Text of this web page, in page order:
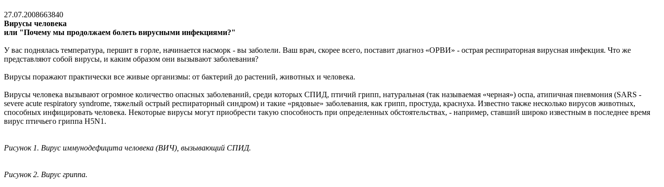
27.07.2008663840
Вирусы человека
или "Почему мы продолжаем болеть вирусными инфекциями?"
У вас поднялась температура, першит в горле, начинается насморк - вы заболели. Ваш врач, скорее всего, поставит диагноз «ОРВИ» - острая респираторная вирусная инфекция. Что же
представляют собой вирусы, и каким образом они вызывают заболевания?
Вирусы поражают практически все живые организмы: от бактерий до растений, животных и человека.
Вирусы человека вызывают огромное количество опасных заболеваний, среди которых СПИД, птичий грипп, натуральная (так называемая «черная») оспа, атипичная пневмония (SARS -
severe acute respiratory syndrome, тяжелый острый респираторный синдром) и такие «рядовые» заболевания, как грипп, простуда, краснуха. Известно также несколько вирусов животных,
способных инфицировать человека. Некоторые вирусы могут приобрести такую способность при определенных обстоятельствах, - например, ставший широко известным в последнее время
вирус птичьего гриппа H5N1.
Рисунок 1. Вирус иммунодефицита человека (ВИЧ), вызывающий СПИД.
Рисунок 2. Вирус гриппа.